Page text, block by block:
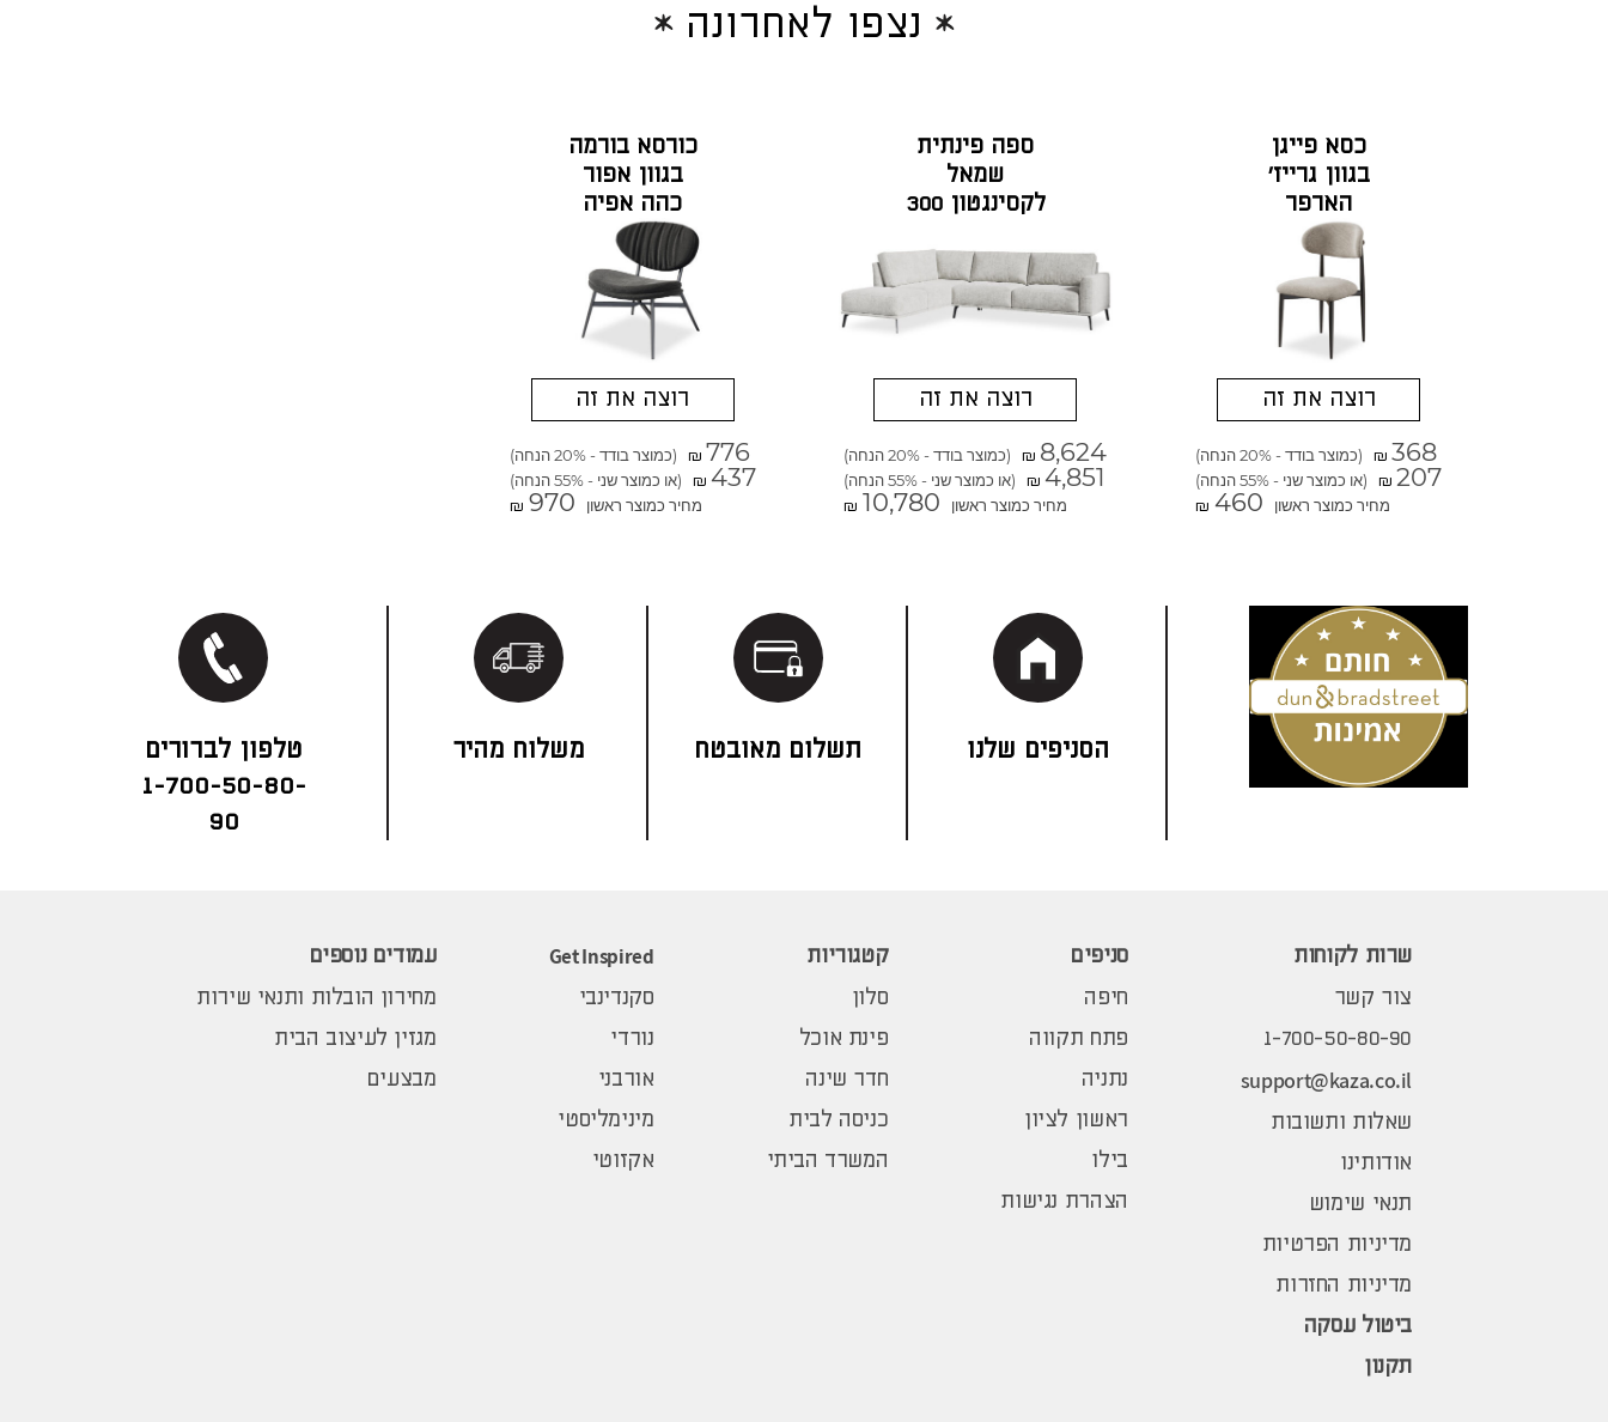
נצפו לאחרונה
כסא פייגן
בגוון גרייז'
הארפר
רוצה את זה
₪ 368 (כמוצר בודד - 20% הנחה)
₪ 207
(או כמוצר שני - 55% הנחה)
מחיר כמוצר ראשון
₪ 460
ספה פינתית
שמאל
לקסינגטון 300
פרפקט גרייז'
רוצה את זה
₪ 8,624 (כמוצר בודד - 20% הנחה)
₪ 4,851
(או כמוצר שני - 55% הנחה)
מחיר כמוצר ראשון
₪ 10,780
כורסא בורמה
בגוון אפור
כהה אפיה
רוצה את זה
₪ 776 (כמוצר בודד - 20% הנחה)
₪ 437
(או כמוצר שני - 55% הנחה)
מחיר כמוצר ראשון
₪ 970
הסניפים שלנו תשלום מאובטח משלוח מהיר
1-700-50-80-
90
שרות לקוחות
צור קשר
1-700-50-80-90
support@kaza.co.il
שאלות ותשובות
אודותינו
תנאי שימוש
מדיניות הפרטיות
מדיניות החזרות
ביטול עסקה
תקנון
סניפים
חיפה
פתח תקווה
נתניה
ראשון לציון
בילו
הצהרת נגישות
קטגוריות
סלון
פינת אוכל
חדר שינה
כניסה לבית
המשרד הביתי
Get Inspired
סקנדינבי
נורדי
אורבני
מינימליסטי
אקזוטי
עמודים נוספים
מחירון הובלות ותנאי שירות
מגזין לעיצוב הבית
מבצעים